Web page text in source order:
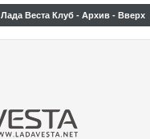
Лада Веста Клуб - Архив - Вверх